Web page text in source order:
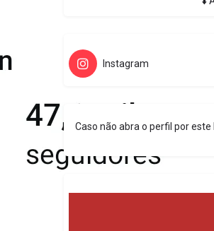
Instagram
Caso não abra o perfil por